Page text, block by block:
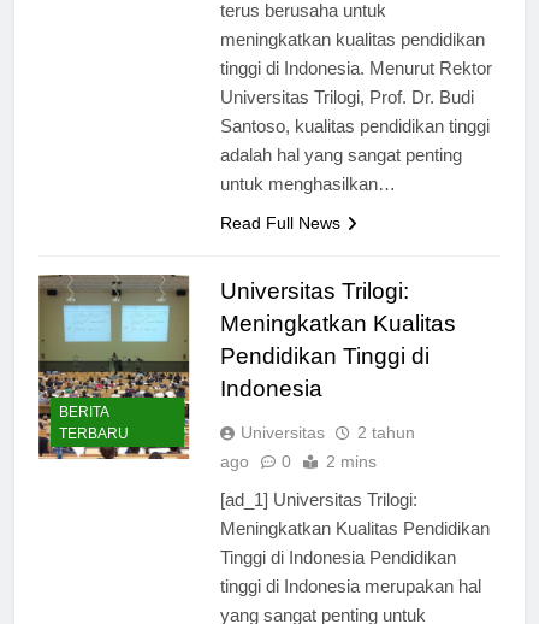
terus berusaha untuk
meningkatkan kualitas pendidikan
tinggi di Indonesia. Menurut Rektor
Universitas Trilogi, Prof. Dr. Budi
Santoso, kualitas pendidikan tinggi
adalah hal yang sangat penting
BERITA
TERBARU
Universitas Trilogi:
Meningkatkan Kualitas
Pendidikan Tinggi di
Universitas
2 tahun
[ad_1] Universitas Trilogi:
Meningkatkan Kualitas Pendidikan
Tinggi di Indonesia Pendidikan
tinggi di Indonesia merupakan hal